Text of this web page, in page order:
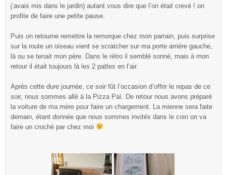
j’avais mis dans le jardin) autant vous dire que l’on était crevé ! on
profite de faire une petite pause.
Puis on retourne remettre la remorque chez mon parrain, puis surprise
sur la route un oiseau vient se scratcher sur ma porte arrière gauche,
là ou se tenait mon père. Dans le rétro il semblé sonné, mais à mon
retour il était toujours là les 2 pattes en l’air.
Après cette dure journée, ce soir fût l’occasion d’offrir le repas de ce
soir, nous sommes allé à la Pizza Paï. De retour nous avons préparé
la voiture de ma mère pour faire un chargement. La mienne sera faite
demain, étant donnée que nous sommes invités dans le coin on va
faire un croché par chez moi